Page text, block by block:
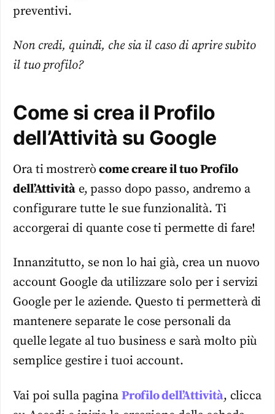
preventivi.
Non credi, quindi, che sia il caso di aprire subito
il tuo profilo?
Come si crea il Profilo
dell’Attività su Google
Ora ti mostreròcome creare il tuo Profilo
dell’Attivitàe, passo dopo passo, andremo a
configurare tutte le sue funzionalità. Ti
accorgerai di quante cose ti permette di fare!
Innanzitutto, se non lo hai già, crea un nuovo
account Google da utilizzare solo per i servizi
Google per le aziende. Questo ti permetterà di
mantenere separate le cose personali da
quelle legate al tuo business e sarà molto più
semplice gestire i tuoi account.
Vai poi sulla pagina Profilo dell’Attività, clicca